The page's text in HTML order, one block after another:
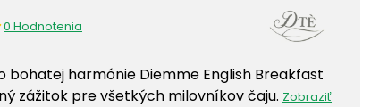
0 Hodnotenia
bohatej harmónie Diemme English Breakfast
zážitok pre všetkých milovníkov čaju. Zobraziť